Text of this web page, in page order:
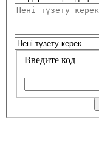
Введите код